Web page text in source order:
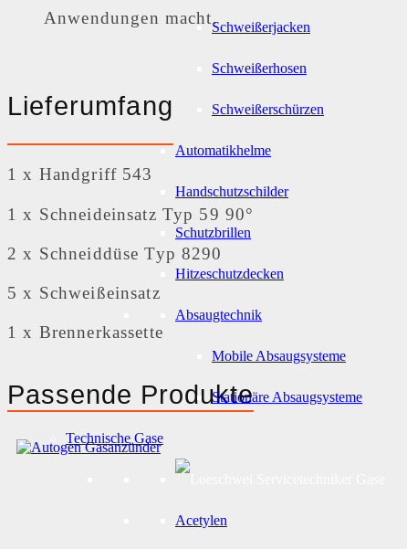
Schweißerjacken
Schweißerhosen
Schweißerschürzen
Automatikhelme
Handschutzschilder
Schutzbrillen
Hitzeschutzdecken
Absaugtechnik
Mobile Absaugsysteme
Stationäre Absaugsysteme
Technische Gase
Acetylen
Anwendungen macht.
Lieferumfang
1 x Handgriff 543
1 x Schneideinsatz Typ 59 90°
2 x Schneiddüse Typ 8290
5 x Schweißeinsatz
1 x Brennerkassette
Passende Produkte